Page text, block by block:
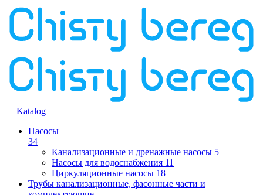
Katalog
Насосы
34
Канализационные и дренажные насосы 5
Насосы для водоснабжения 11
Циркуляционные насосы 18
Трубы канализационные, фасонные части и